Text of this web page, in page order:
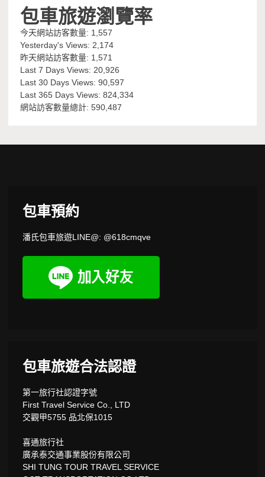
包車旅遊瀏覽率
今天網站訪客數量: 1,557
Yesterday's Views:2,174
昨天網站訪客數量: 1,571
Last 7 Days Views:20,926
Last 30 Days Views:90,597
Last 365 Days Views:824,334
網站訪客數量總計:590,487
包車預約
潘氏包車旅遊LINE@: @618cmqve
包車旅遊合法認證
第一旅行社認證字號
First Travel Service Co., LTD
交觀甲5755 品北保1015
喜通旅行社
廣承泰交通事業股份有限公司
SHI TUNG TOUR TRAVEL SERVICE